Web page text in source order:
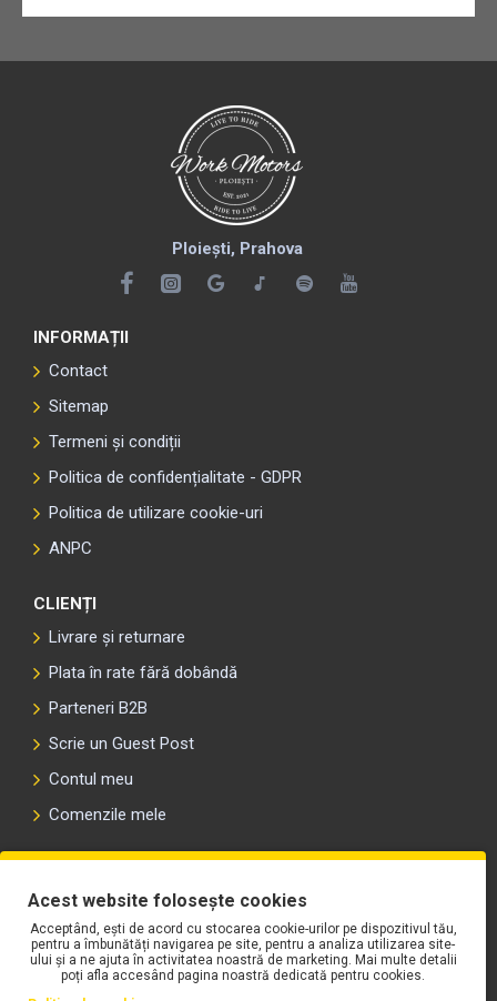
Ploiești, Prahova
INFORMAȚII
Contact
Sitemap
Termeni și condiții
Politica de confidențialitate - GDPR
Politica de utilizare cookie-uri
ANPC
CLIENȚI
Livrare și returnare
Plata în rate fără dobândă
Parteneri B2B
Scrie un Guest Post
Contul meu
Comenzile mele
Acest website folosește cookies
Acceptând, ești de acord cu stocarea cookie-urilor pe dispozitivul tău,
pentru a îmbunătăți navigarea pe site, pentru a analiza utilizarea site-
ului și a ne ajuta în activitatea noastră de marketing. Mai multe detalii
poți afla accesând pagina noastră dedicată pentru cookies.